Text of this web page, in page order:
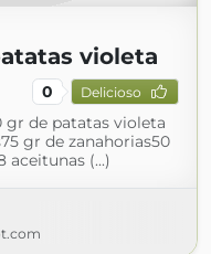
violeta
0 Delicioso
gr de patatas violeta
gr de zanahorias50
aceitunas (...)